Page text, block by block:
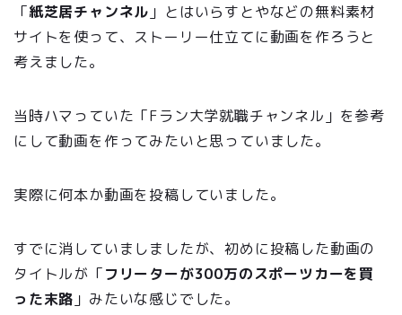
「紙芝居チャンネル 」とはいらすとやなどの無料素材
サイトを使って、ストーリー仕立てに動画を作ろうと
考えました。
当時ハマっていた「Fラン大学就職チャンネル」を参考
にして動画を作ってみたいと思っていました。
実際に何本か動画を投稿していました。
すでに消していましましたが、初めに投稿した動画の
タイトルが「フリーターが300万のスポーツカーを買
った末路 」みたいな感じでした。